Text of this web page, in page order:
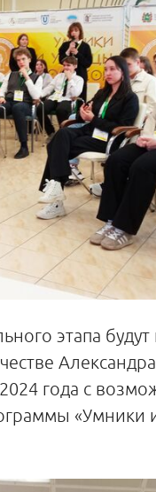
этапа будут
года с